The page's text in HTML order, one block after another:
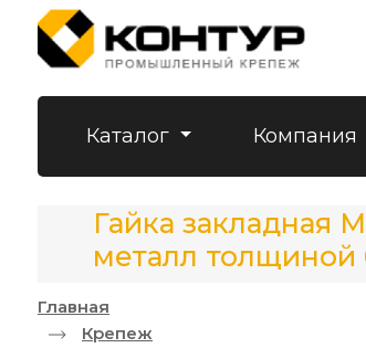
Каталог Компания
Гайка закладная
металл толщиной
Главная
Крепеж